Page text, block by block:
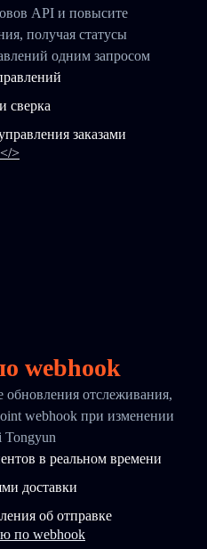
API и повысите
получая статусы
одним запросом
сверка
заказами
>
webhook
обновления отслеживания,
webhook при изменении
Tongyun
в реальном времени
доставки
об отправке
по webhook